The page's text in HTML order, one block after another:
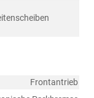
Frontantrieb